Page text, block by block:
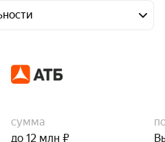
сумма
до 12 млн ₽